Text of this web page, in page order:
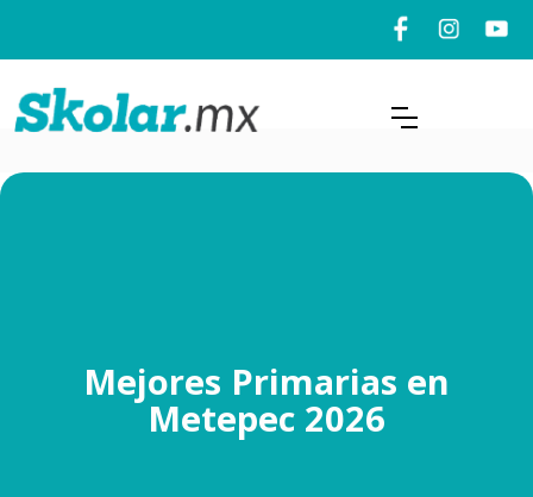
Mejores Primarias en
Metepec 2026